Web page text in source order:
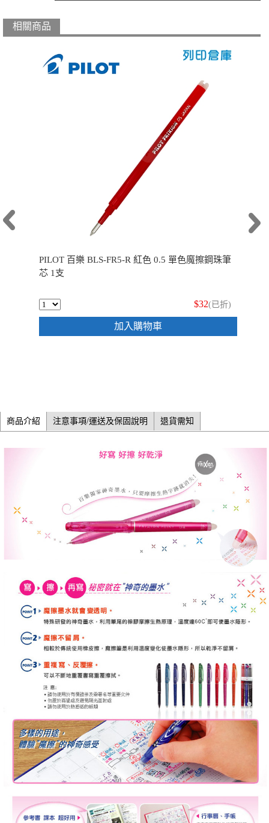
相關商品
PILOT 百樂 BLS-FR5-R 紅色 0.5 單色魔擦鋼珠筆
芯 1支
$32(已折)
加入購物車
商品介紹 注意事項/運送及保固說明 退貨需知